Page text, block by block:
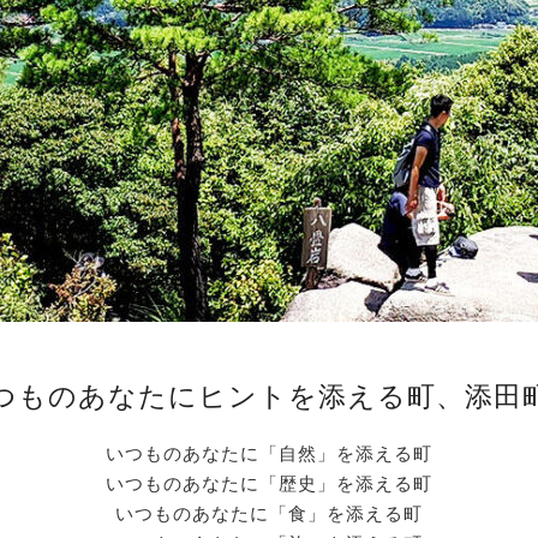
ものあなたにヒントを添える町、添田
いつものあなたに「自然」を添える町
いつものあなたに「歴史」を添える町
いつものあなたに「食」を添える町